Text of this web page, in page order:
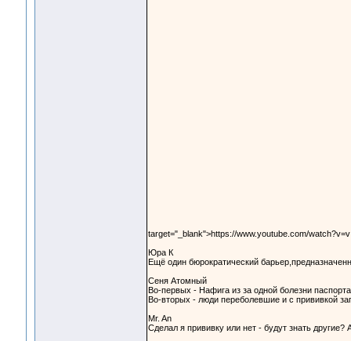
target="_blank">https://www.youtube.com/
Юра К
Ещё один бюрократический
Сеня Атомный
Во-первых - Нафига из за одной болезни
Во-вторых - люди переболевшие и с прививкой
Mr. An
Сделал я прививку или нет - будут знать другие?